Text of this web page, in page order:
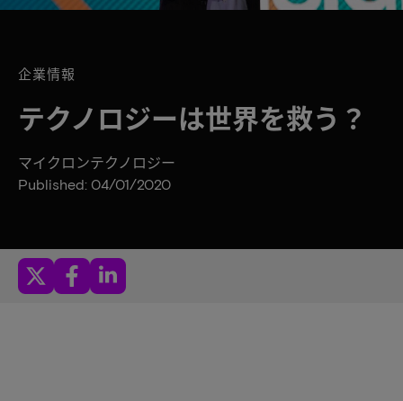
企業情報
テクノロジーは世界を救う？
マイクロンテクノロジー
Published: 04/01/2020